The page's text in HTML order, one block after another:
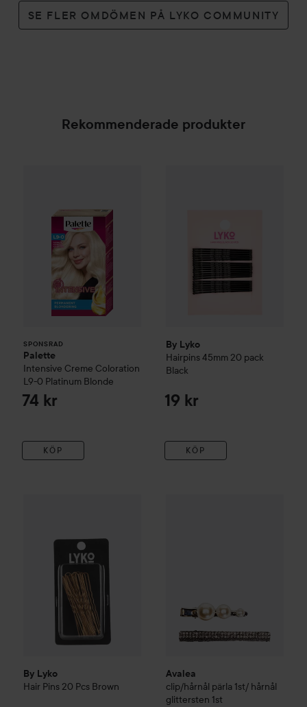
SE FLER OMDÖMEN PÅ LYKO COMMUNITY
Rekommenderade produkter
SPONSRAD
Palette
Intensive Creme Coloration
L9-0 Platinum Blonde
74 kr
KÖP
By Lyko
Hairpins 45mm 20 pack
Black
19 kr
KÖP
By Lyko
Hair Pins 20 Pcs Brown
Avalea
clip/hårnål pärla 1st/ hårnål
glittersten 1st